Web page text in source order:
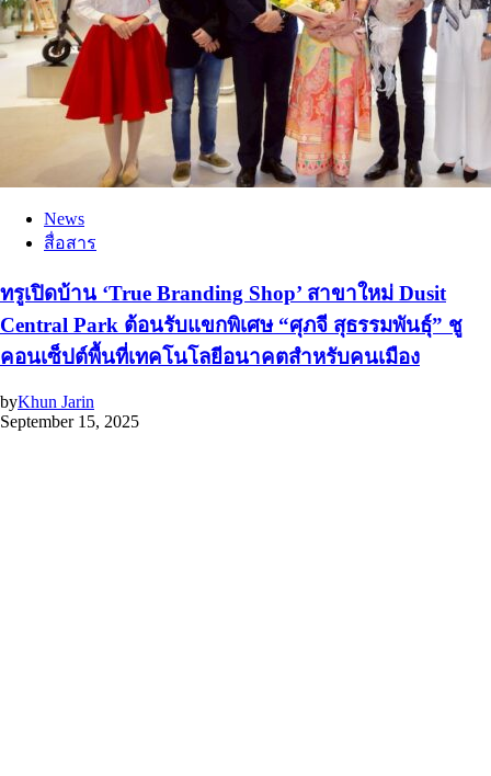
News
สื่อสาร
ทรูเปิดบ้าน ‘True Branding Shop’ สาขาใหม่ Dusit
Central Park ต้อนรับแขกพิเศษ “ศุภจี สุธรรมพันธุ์” ชู
คอนเซ็ปต์พื้นที่เทคโนโลยีอนาคตสำหรับคนเมือง
byKhun Jarin
September 15, 2025